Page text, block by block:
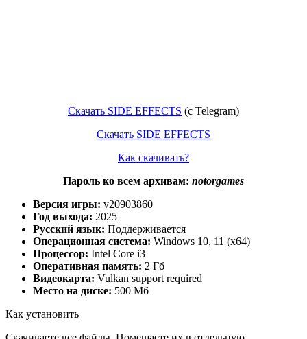
Скачать SIDE EFFECTS (c Telegram)
Скачать SIDE EFFECTS
Как скачивать?
Пароль ко всем архивам: notorgames
Версия игры: v20903860
Год выхода: 2025
Русский язык: Поддерживается
Операционная система: Windows 10, 11 (x64)
Процессор: Intel Core i3
Оперативная память: 2 Гб
Видеокарта: Vulkan support required
Место на диске: 500 Мб
Как установить